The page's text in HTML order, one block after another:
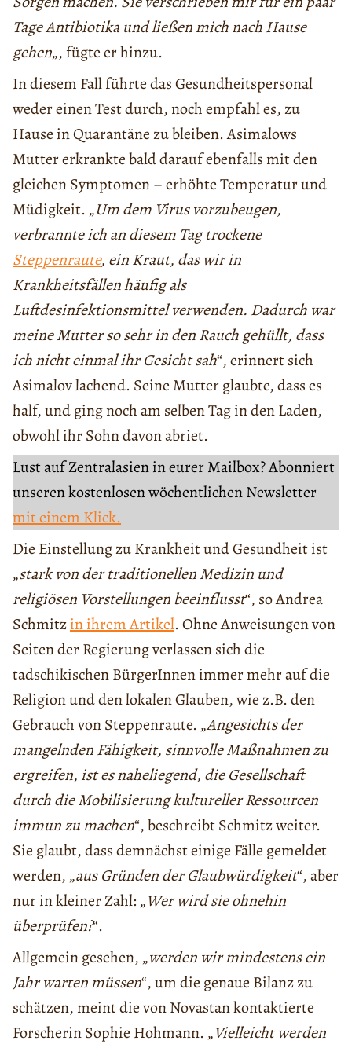
Tage Antibiotika und ließen mich nach Hause
gehen„, fügte er hinzu.
In diesem Fall führte das Gesundheitspersonal
weder einen Test durch, noch empfahl es, zu
Hause in Quarantäne zu bleiben. Asimalows
Mutter erkrankte bald darauf ebenfalls mit den
gleichen Symptomen – erhöhte Temperatur und
Müdigkeit. „Um dem Virus vorzubeugen,
verbrannte ich an diesem Tag trockene
Steppenraute, ein Kraut, das wir in
Krankheitsfällen häufig als
Luftdesinfektionsmittel verwenden. Dadurch war
meine Mutter so sehr in den Rauch gehüllt, dass
ich nicht einmal ihr Gesicht sah“, erinnert sich
Asimalov lachend. Seine Mutter glaubte, dass es
half, und ging noch am selben Tag in den Laden,
obwohl ihr Sohn davon abriet.
Lust auf Zentralasien in eurer Mailbox? Abonniert
unseren kostenlosen wöchentlichen Newsletter
mit einem Klick.
Die Einstellung zu Krankheit und Gesundheit ist
„stark von der traditionellen Medizin und
religiösen Vorstellungen beeinflusst“, so Andrea
Schmitzin ihrem Artikel. Ohne Anweisungen von
Seiten der Regierung verlassen sich die
tadschikischen BürgerInnen immer mehr auf die
Religion und den lokalen Glauben, wie z.B. den
Gebrauch von Steppenraute. „Angesichts der
mangelnden Fähigkeit, sinnvolle Maßnahmen zu
ergreifen, ist es naheliegend, die Gesellschaft
durch die Mobilisierung kultureller Ressourcen
immun zu machen“, beschreibt Schmitz weiter.
Sie glaubt, dass demnächst einige Fälle gemeldet
werden, „aus Gründen der Glaubwürdigkeit“, aber
nur in kleiner Zahl: „Wer wird sie ohnehin
überprüfen?“.
Allgemein gesehen, „werden wir mindestens ein
Jahr warten müssen“, um die genaue Bilanz zu
schätzen, meint die von Novastan kontaktierte
Forscherin Sophie Hohmann. „Vielleicht werden